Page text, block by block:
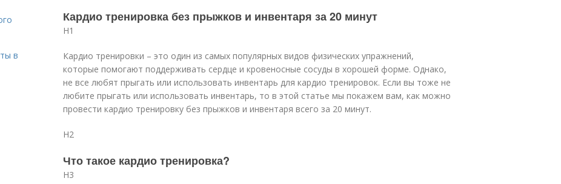
Кардио тренировка без прыжков и инвентаря за 20 минут
H1
Кардио тренировки – это один из самых популярных видов физических упражнений,
которые помогают поддерживать сердце и кровеносные сосуды в хорошей форме. Однако,
не все любят прыгать или использовать инвентарь для кардио тренировок. Если вы тоже не
любите прыгать или использовать инвентарь, то в этой статье мы покажем вам, как можно
провести кардио тренировку без прыжков и инвентаря всего за 20 минут.
H2
Что такое кардио тренировка?
H3
в